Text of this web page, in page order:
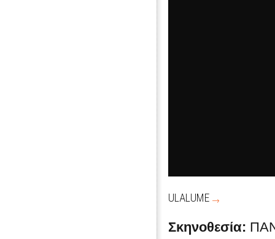
ULALUME
Σκηνοθεσία: